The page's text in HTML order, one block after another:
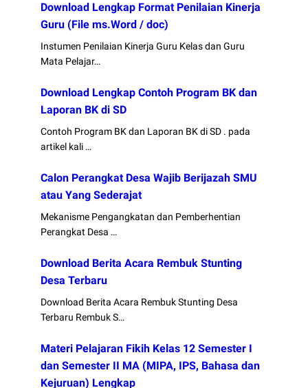
Download Lengkap Format Penilaian Kinerja
Guru (File ms.Word / doc)
Instumen Penilaian Kinerja Guru Kelas dan Guru
Mata Pelajar…
Download Lengkap Contoh Program BK dan
Laporan BK di SD
Contoh Program BK dan Laporan BK di SD . pada
artikel kali …
Calon Perangkat Desa Wajib Berijazah SMU
atau Yang Sederajat
Mekanisme Pengangkatan dan Pemberhentian
Perangkat Desa …
Download Berita Acara Rembuk Stunting
Desa Terbaru
Download Berita Acara Rembuk Stunting Desa
Terbaru Rembuk S…
Materi Pelajaran Fikih Kelas 12 Semester I
dan Semester II MA (MIPA, IPS, Bahasa dan
Kejuruan) Lengkap